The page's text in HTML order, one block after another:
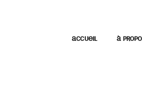
ACCUEIL À